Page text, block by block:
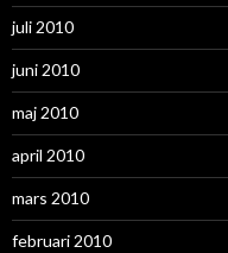
juli 2010
juni 2010
maj 2010
april 2010
mars 2010
februari 2010